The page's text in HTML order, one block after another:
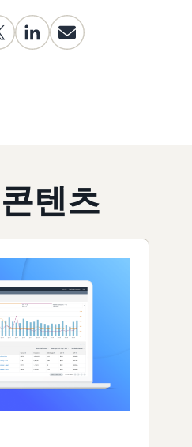
텐츠